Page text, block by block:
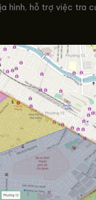
hình, hỗ trợ việc tra